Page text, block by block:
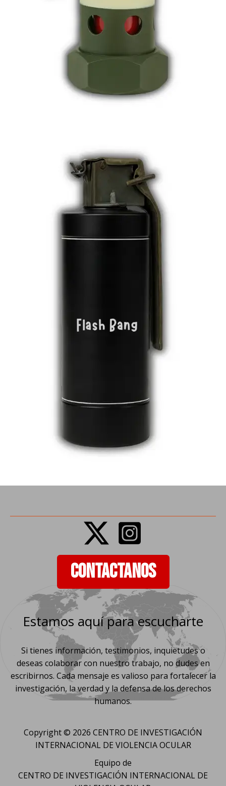
CONTACTANOS
Estamos aquí para escucharte
Si tienes información, testimonios, inquietudes o
deseas colaborar con nuestro trabajo, no dudes en
escribirnos. Cada mensaje es valioso para fortalecer la
investigación, la verdad y la defensa de los derechos
humanos.
Copyright © 2026 CENTRO DE INVESTIGACIÓN
INTERNACIONAL DE VIOLENCIA OCULAR
Equipo de
CENTRO DE INVESTIGACIÓN INTERNACIONAL DE